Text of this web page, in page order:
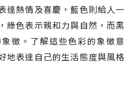
達熱情及喜慶，藍色則給人一
綠色表示親和力與自然，而黑
徵。了解這些色彩的象徵意
地表達自己的生活態度與風格